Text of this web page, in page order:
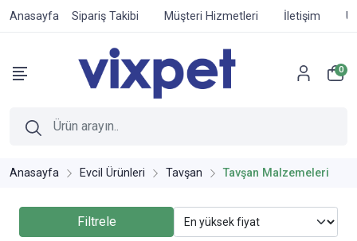
Anasayfa Sipariş Takibi Müşteri Hizmetleri İletişim
0
Anasayfa Evcil Ürünleri Tavşan Tavşan Malzemeleri
Filtrele